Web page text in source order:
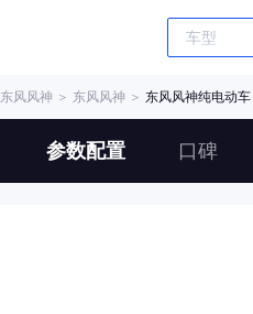
东风风神 ＞ 东风风神 ＞ 东风风神纯电动车
参数配置 口碑